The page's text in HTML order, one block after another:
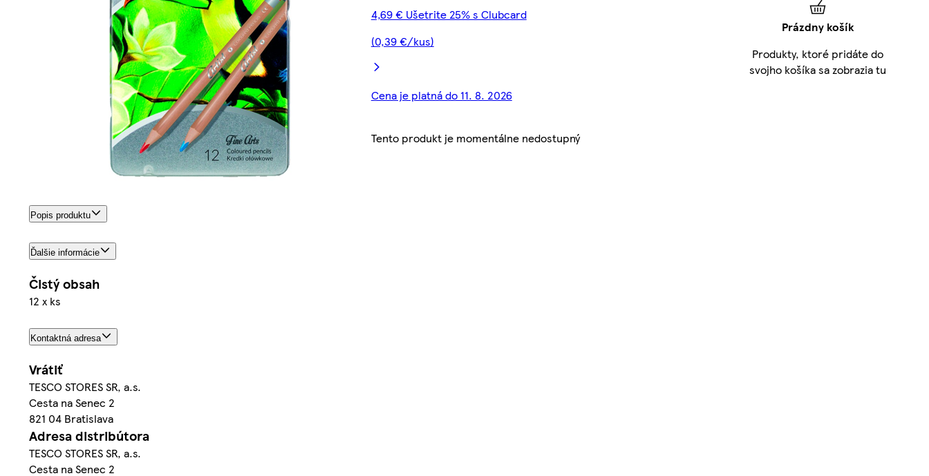
4,69 € Ušetrite 25% s Clubcard
(0,39 €/kus)
Cena je platná do 11. 8. 2026
Tento produkt je momentálne nedostupný
Popis produktu
Ďalšie informácie
Čistý obsah
12 x ks
Kontaktná adresa
Vrátiť
TESCO STORES SR, a.s.
Cesta na Senec 2
821 04 Bratislava
Adresa distribútora
TESCO STORES SR, a.s.
Cesta na Senec 2
Prázdny košík
Produkty, ktoré pridáte do
svojho košíka sa zobrazia tu